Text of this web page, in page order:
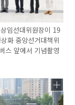
임선대위원장이 19
화 중앙선거대책위
스 앞에서 기념촬영